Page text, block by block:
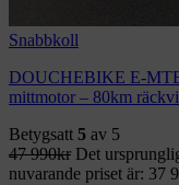
Snabbkoll
DOUCHEBIKE E-
mittmotor – 80km
Betygsatt 5 av 5
47 990kr Det
nuvarande priset är: 37